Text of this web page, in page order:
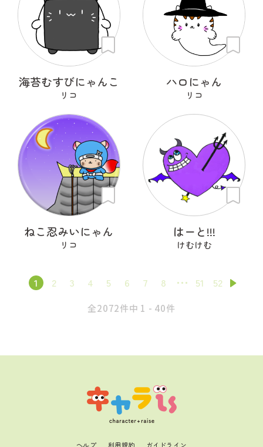
海苔むすびにゃんこ
リコ
ハロにゃん
リコ
ねこ忍みいにゃん
リコ
はーと!!!
けむけむ
1 2 3 4 5 6 7 8 51 52
全2072件中 1 - 40件
ヘルプ 利用規約 ガイドライン